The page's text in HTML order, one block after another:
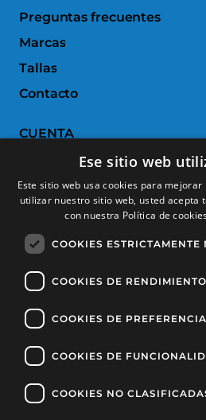
Preguntas frecuentes
Marcas
Tallas
Contacto
CUENTA
Historial de pedidos
Devoluciones
Productos favoritos
Comparar productos
SERVICIO AL CLIENTE
Condiciones de Compra
Cambios y devoluciones
Formas de pago
Ese sitio web
Este sitio web usa cookies para
utilizar nuestro sitio web, usted acepta
con nuestra Política de
COOKIES ESTRICTAMENTE
COOKIES DE RENDIMIENTO
COOKIES DE
COOKIES DE
COOKIES NO